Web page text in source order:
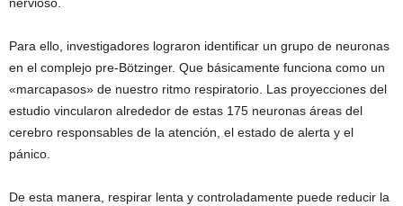
nervioso.
Para ello, investigadores lograron identificar un grupo de neuronas
en el complejo pre-Bötzinger. Que básicamente funciona como un
«marcapasos» de nuestro ritmo respiratorio. Las proyecciones del
estudio vincularon alrededor de estas 175 neuronas áreas del
cerebro responsables de la atención, el estado de alerta y el
pánico.
De esta manera, respirar lenta y controladamente puede reducir la